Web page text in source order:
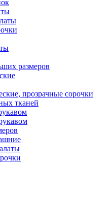
размеров
прозрачные сорочки
тканей